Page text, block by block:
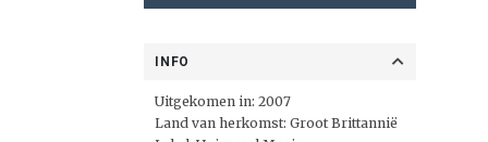
INFO
Uitgekomen in: 2007
Land van herkomst: Groot Brittannië